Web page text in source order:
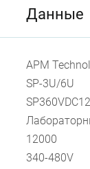
Данные
APM
SP-3U/6U
12000
340-480V